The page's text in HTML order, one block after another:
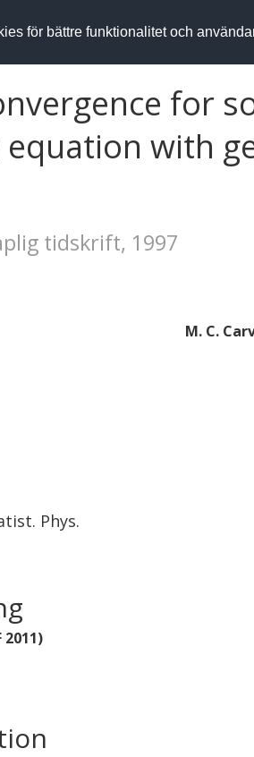
för bättre funktionalitet och
for
with
tidskrift, 1997
M. C.
Phys.